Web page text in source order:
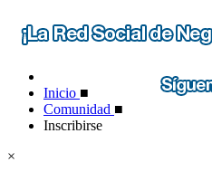
Inicio ■
Comunidad ■
Inscribirse
×